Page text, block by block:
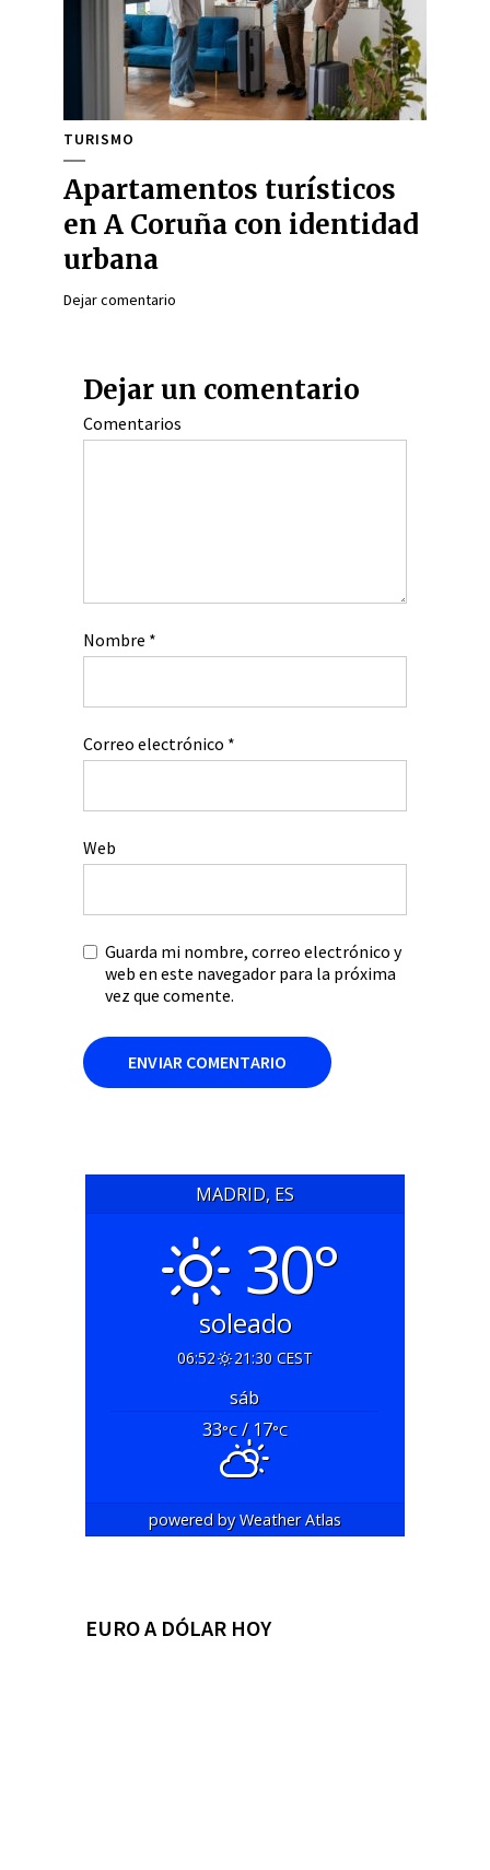
TURISMO
Apartamentos turísticos
en A Coruña con identidad
urbana
Dejar comentario
Dejar un comentario
Comentarios
Nombre *
Correo electrónico *
Web
Guarda mi nombre, correo electrónico y
web en este navegador para la próxima
vez que comente.
MADRID, ES
30°
soleado
06:52 21:30 CEST
sáb
33°C/ 17°C
powered byWeather Atlas
EURO A DÓLAR HOY